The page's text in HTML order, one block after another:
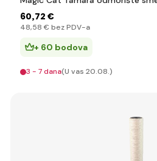
60,72 €
48,58 € bez PDV-a
+ 60 bodova
3 - 7 dana(U vas 20.08.)